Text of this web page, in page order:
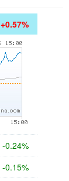
+0.57%
-0.24%
-0.15%